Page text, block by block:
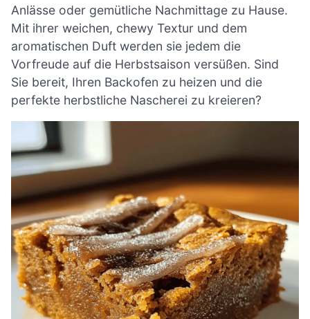
Anlässe oder gemütliche Nachmittage zu Hause.
Mit ihrer weichen, chewy Textur und dem
aromatischen Duft werden sie jedem die
Vorfreude auf die Herbstsaison versüßen. Sind
Sie bereit, Ihren Backofen zu heizen und die
perfekte herbstliche Nascherei zu kreieren?